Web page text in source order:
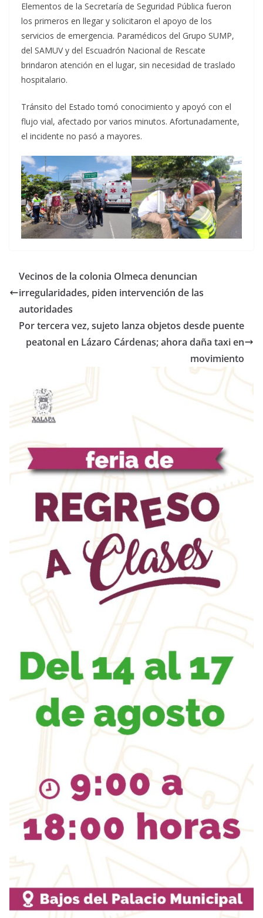
Elementos de la Secretaría de Seguridad Pública fueron
los primeros en llegar y solicitaron el apoyo de los
servicios de emergencia. Paramédicos del Grupo SUMP,
del SAMUV y del Escuadrón Nacional de Rescate
brindaron atención en el lugar, sin necesidad de traslado
hospitalario.
Tránsito del Estado tomó conocimiento y apoyó con el
flujo vial, afectado por varios minutos. Afortunadamente,
el incidente no pasó a mayores.
Vecinos de la colonia Olmeca denuncian
irregularidades, piden intervención de las
autoridades
Por tercera vez, sujeto lanza objetos desde puente
peatonal en Lázaro Cárdenas; ahora daña taxi en
movimiento